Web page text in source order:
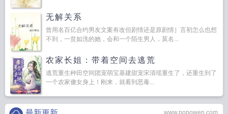
无解关系
曾用名百亿合约男友文案有改但剧情还是原剧情］言初怎么也想
不到，一贫如洗的她，会和一个陌生男人，莫名...
农家长姐：带着空间去逃荒
逃荒重生种田空间团宠萌宝基建甜宠宋清瑶重生了，还重生到了
一个农家傻女身上！刚来，就看到恶毒...
www.popowen.com